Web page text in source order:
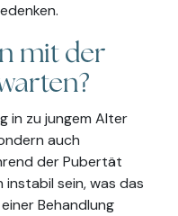
mit der
in zu jungem Alter
auch
der Pubertät
sein, was das
Behandlung